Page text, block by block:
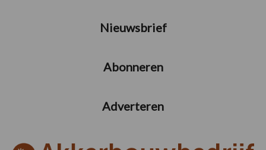
Nieuwsbrief
Abonneren
Adverteren